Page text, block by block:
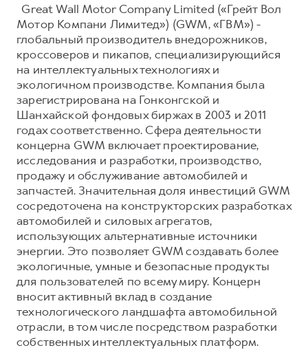
Great Wall Motor Company Limited («Грейт Вол
Мотор Компани Лимитед») (GWM, «ГВМ») -
глобальный производитель внедорожников,
кроссоверов и пикапов, специализирующийся
на интеллектуальных технологиях и
экологичном производстве. Компания была
зарегистрирована на Гонконгской и
Шанхайской фондовых биржах в 2003 и 2011
годах соответственно. Сфера деятельности
концерна GWM включает проектирование,
исследования и разработки, производство,
продажу и обслуживание автомобилей и
запчастей. Значительная доля инвестиций GWM
сосредоточена на конструкторских разработках
автомобилей и силовых агрегатов,
использующих альтернативные источники
энергии. Это позволяет GWM создавать более
экологичные, умные и безопасные продукты
для пользователей по всему миру. Концерн
вносит активный вклад в создание
технологического ландшафта автомобильной
отрасли, в том числе посредством разработки
собственных интеллектуальных платформ.